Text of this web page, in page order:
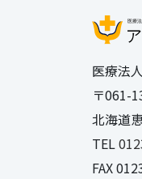
医療法
〒061-
北海道
TEL
FAX